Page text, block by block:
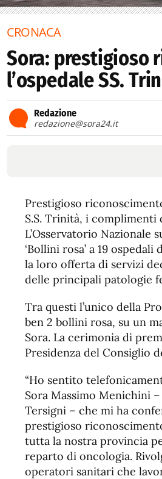
CRONACA
Sora: prestigioso
l’ospedale SS.
Redazione
redazione@sora24.it
Prestigioso
S.S. Trinità, i complimenti
L’Osservatorio Nazionale
‘Bollini rosa’ a 19
la loro offerta di servizi
delle principali patologie
Tra questi l’unico della
ben 2 bollini rosa, su un
Sora. La cerimonia di
Presidenza del Consiglio
“Ho sentito
Sora Massimo Menichini
Tersigni – che mi ha
prestigioso
tutta la nostra provincia
reparto di oncologia.
operatori sanitari che